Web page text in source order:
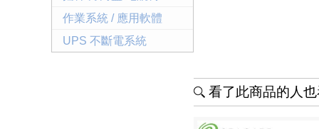
看了此商品的人
作業系統 / 應用軟體
UPS 不斷電系統